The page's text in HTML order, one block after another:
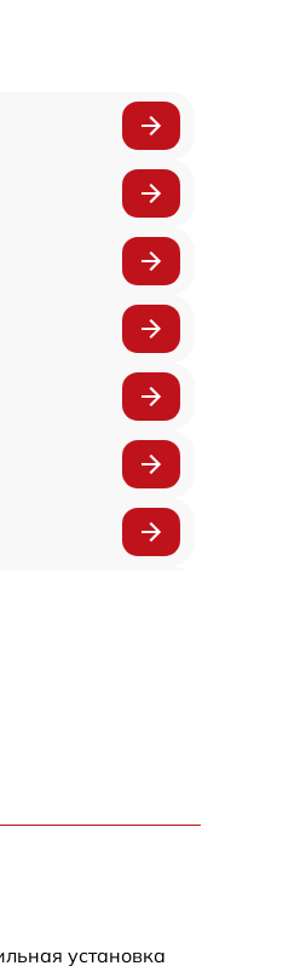
установка